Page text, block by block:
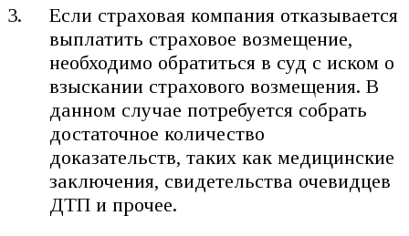
Если страховая компания отказывается
выплатить страховое возмещение,
необходимо обратиться в суд с иском о
взыскании страхового возмещения. В
данном случае потребуется собрать
достаточное количество
доказательств, таких как медицинские
заключения, свидетельства очевидцев
ДТП и прочее.